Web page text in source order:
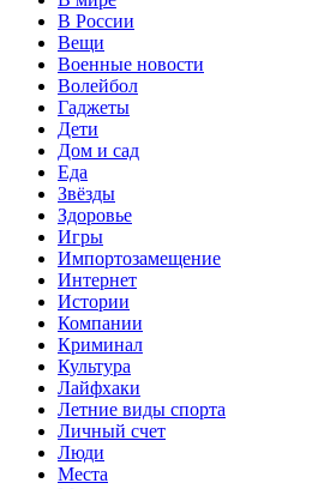
В России
Вещи
Военные новости
Волейбол
Гаджеты
Дети
Дом и сад
Еда
Звёзды
Здоровье
Игры
Импортозамещение
Интернет
Истории
Компании
Криминал
Культура
Лайфхаки
Летние виды спорта
Личный счет
Люди
Места